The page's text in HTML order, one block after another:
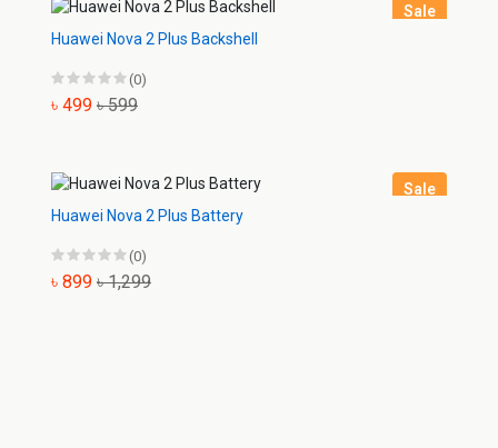
Sale
Huawei Nova 2 Plus Backshell
(0)
৳ 499 ৳ 599
Sale
Huawei Nova 2 Plus Battery
(0)
৳ 899 ৳ 1,299